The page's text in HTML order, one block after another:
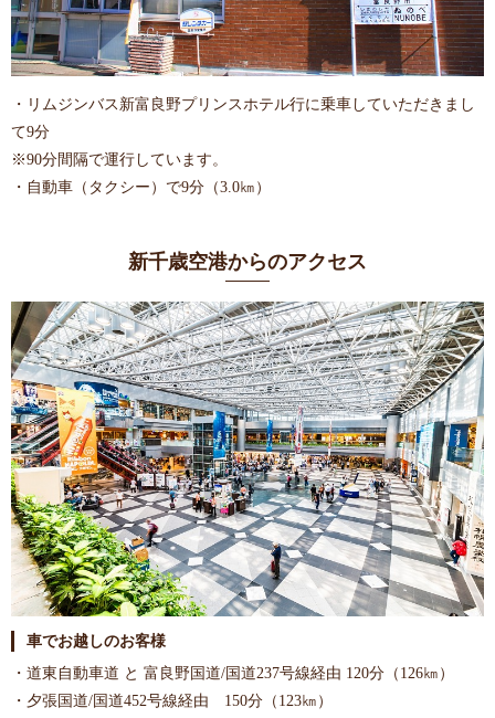
・リムジンバス新富良野プリンスホテル行に乗車していただきまし
て9分
※90分間隔で運行しています。
・自動車（タクシー）で9分（3.0㎞）
新千歳空港からのアクセス
車でお越しのお客様
・道東自動車道 と 富良野国道/国道237号線経由 120分（126㎞）
・夕張国道/国道452号線経由 150分（123㎞）